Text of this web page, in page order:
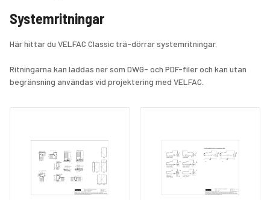
Systemritningar
Här hittar du VELFAC Classic trä-dörrar systemritningar.
Ritningarna kan laddas ner som DWG- och PDF-filer och kan utan
begränsning användas vid projektering med VELFAC.